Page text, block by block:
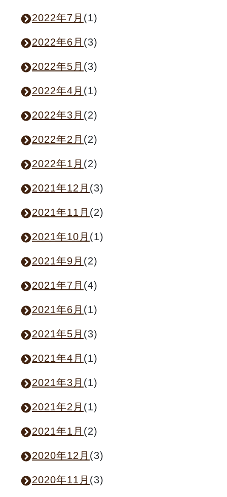
2022年7月 (1)
2022年6月 (3)
2022年5月 (3)
2022年4月 (1)
2022年3月 (2)
2022年2月 (2)
2022年1月 (2)
2021年12月 (3)
2021年11月 (2)
2021年10月 (1)
2021年9月 (2)
2021年7月 (4)
2021年6月 (1)
2021年5月 (3)
2021年4月 (1)
2021年3月 (1)
2021年2月 (1)
2021年1月 (2)
2020年12月 (3)
2020年11月 (3)